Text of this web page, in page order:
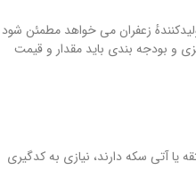
زعفران می خواهد مطمئن شود
و بودجه بندی باید مقدار و قیمت
یا آتی سکه دارند، نیازی به کدگیری